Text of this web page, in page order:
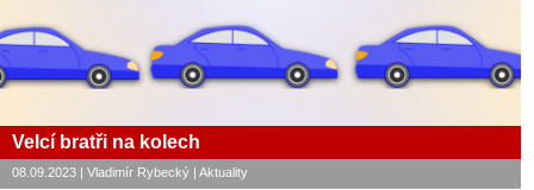
Velcí bratři na kolech
08.09.2023 | Vladimír Rybecký | Aktuality